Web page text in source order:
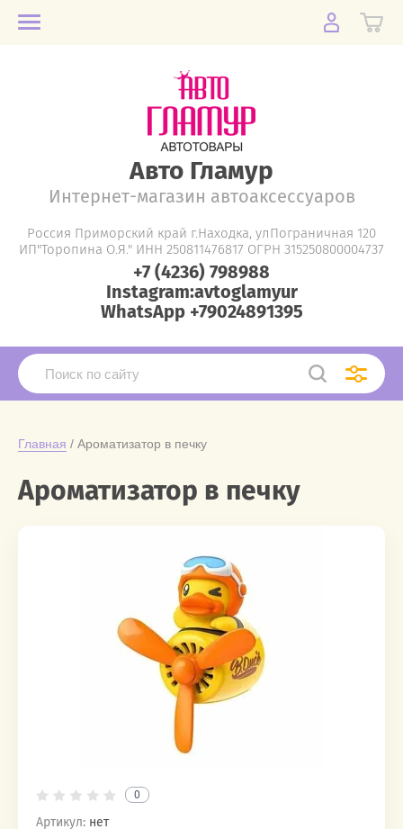
Авто Гламур
Интернет-магазин автоаксессуаров
Россия Приморский край г.Находка, улПограничная 120
ИП"Торопина О.Я." ИНН 250811476817 ОГРН 315250800004737
+7 (4236) 798988
Instagram:avtoglamyur
WhatsApp +79024891395
Главная / Ароматизатор в печку
Ароматизатор в печку
0
Артикул: нет